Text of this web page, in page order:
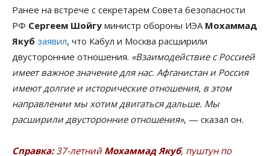
Ранее на встрече с секретарем Совета безопасности
РФ Сергеем Шойгу министр обороны ИЭА Мохаммад
Якуб заявил, что Кабул и Москва расширили
двусторонние отношения. «Взаимодействие с Россией
имеет важное значение для нас. Афганистан и Россия
имеют долгие и исторические отношения, в этом
направлении мы хотим двигаться дальше. Мы
расширили двусторонние отношения», — сказал он.
Справка: 37-летний Мохаммад Якуб, пуштун по